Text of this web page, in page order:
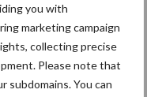
you with
marketing campaign
collecting precise
Please note that
subdomains. You can
Royal A-